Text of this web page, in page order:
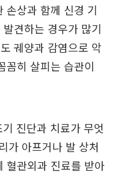
손상과 함께 신경 기
견하는 경우가 많기
궤양과 감염으로 악
꼼히 살피는 습관이
진단과 치료가 무엇
가 아프거나 발 상처
혈관외과 진료를 받아